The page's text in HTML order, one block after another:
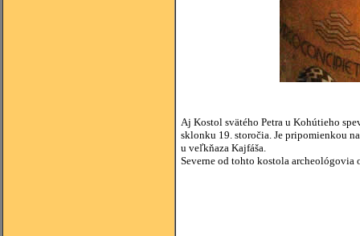
Aj Kostol svätého Petra u Kohútieho
sklonku 19. storočia. Je pripomienkou
u veľkňaza Kajfáša.
Severne od tohto kostola